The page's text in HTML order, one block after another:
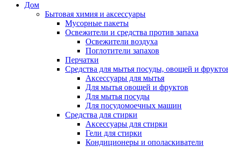
Дом
Бытовая химия и аксессуары
Мусорные пакеты
Освежители и средства против запаха
Освежители воздуха
Поглотители запахов
Перчатки
Средства для мытья посуды, овощей и
Аксессуары для мытья
Для мытья овощей и фруктов
Для мытья посуды
Для посудомоечных машин
Средства для стирки
Аксессуары для стирки
Гели для стирки
Кондиционеры и ополаскиватели